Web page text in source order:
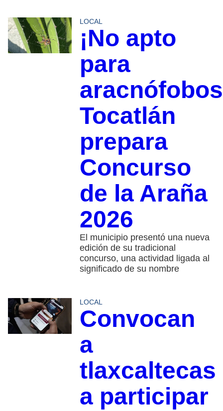
LOCAL
¡No apto
para
Tocatlán
prepara
Concurso
de la Araña
2026
El municipio presentó una nueva
edición de su tradicional
concurso, una actividad ligada al
significado de su nombre
LOCAL
Convocan
a
tlaxcaltecas
a participar